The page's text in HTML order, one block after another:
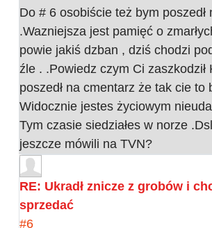
Do # 6 osobiście też bym poszedł
.Wazniejsza jest pamięć o
powie jakiś dzban , dziś chodzi
źle . .Powiedz czym Ci zaszkodził
poszedł na cmentarz że tak cie to
Widocznie jestes życiowym
Tym czasie siedziałes w norze
jeszcze mówili na TVN?
RE: Ukradł znicze z grobów i
sprzedać
#6